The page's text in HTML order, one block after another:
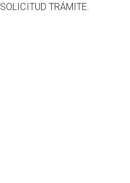
​SOLICITUD TRÁMITE.